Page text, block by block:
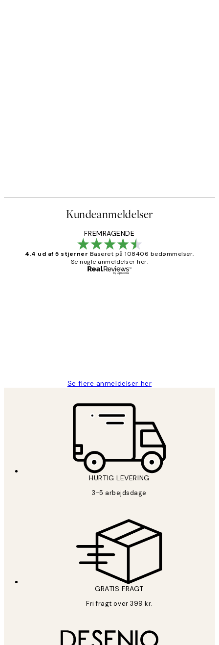
Kundeanmeldelser
FREMRAGENDE
4.4 ud af 5 stjerner Baseret på 108406 bedømmelser.
Se nogle anmeldelser her.
Se flere anmeldelser her
HURTIG LEVERING
3-5 arbejdsdage
GRATIS FRAGT
Fri fragt over 399 kr.